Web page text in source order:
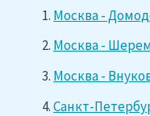
Москва -
Москва -
Москва -
Санкт-